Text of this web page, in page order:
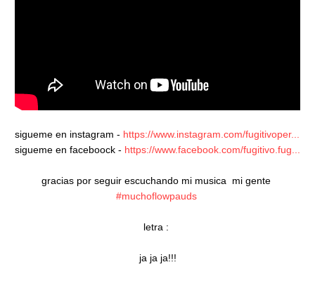
sigueme en instagram - https://www.instagram.com/fugitivoper...
sigueme en faceboock - https://www.facebook.com/fugitivo.fug...
gracias por seguir escuchando mi musica  mi gente
#muchoflowpauds
letra :
ja ja ja!!!